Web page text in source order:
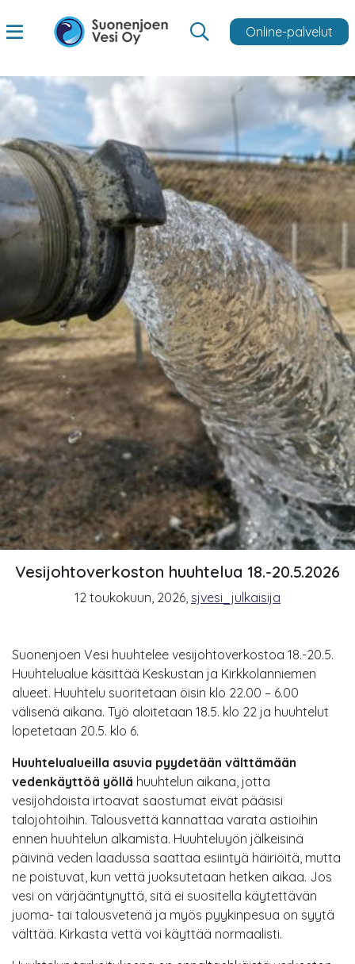
Online-palvelut
Vesijohtoverkoston huuhtelua 18.-20.5.2026
12 toukokuun, 2026, sjvesi_julkaisija
Suonenjoen Vesi huuhtelee vesijohtoverkostoa 18.-20.5.
Huuhtelualue käsittää Keskustan ja Kirkkolanniemen
alueet. Huuhtelu suoritetaan öisin klo 22.00 – 6.00
välisenä aikana. Työ aloitetaan 18.5. klo 22 ja huuhtelut
lopetetaan 20.5. klo 6.
Huuhtelualueilla asuvia pyydetään välttämään
vedenkäyttöä yöllä huuhtelun aikana, jotta
vesijohdoista irtoavat saostumat eivät pääsisi
talojohtoihin. Talousvettä kannattaa varata astioihin
ennen huuhtelun alkamista. Huuhteluyön jälkeisinä
päivinä veden laadussa saattaa esiintyä häiriöitä, mutta
ne poistuvat, kun vettä juoksutetaan hetken aikaa. Jos
vesi on värjääntynyttä, sitä ei suositella käytettävän
juoma- tai talousvetenä ja myös pyykinpesua on syytä
välttää. Kirkasta vettä voi käyttää normaalisti.